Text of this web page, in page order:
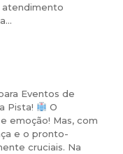
atendimento
Eventos de
Pista!
O
emoção! Mas, com
e o pronto-
cruciais. Na